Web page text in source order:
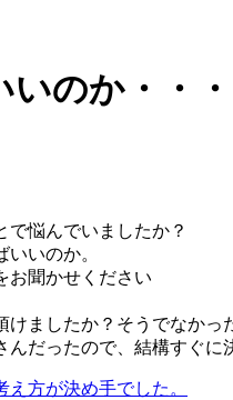
のか・・・
で悩んでいましたか？
いのか。
お聞かせください
ましたか？そうでなかっ
だったので、結構すぐに
方が決め手でした。